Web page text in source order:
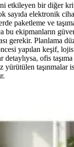
etkileyen bir diğer
sayıda elektronik
paketleme ve
bu ekipmanların
gerekir. Planlama
yapılan keşif,
detaylıysa, ofis
yürütülen taşınmalar